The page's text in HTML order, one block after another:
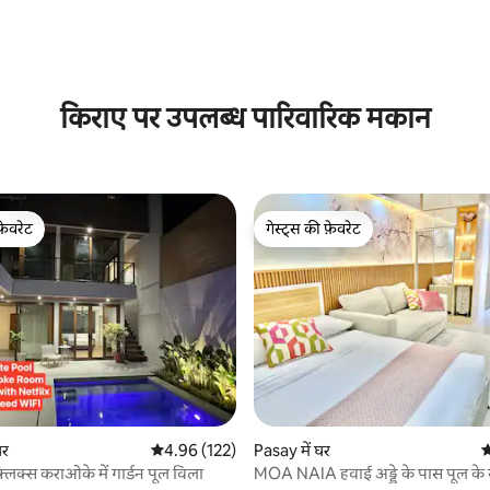
किराए पर उपलब्ध पारिवारिक मकान
औसत रेटिंग 5 में से 4.96, 122 समीक्षाएँ
4.96 (122)
कराओके में गार्डन पूल विला
गेस्ट्स की फ़ेवरेट
गेस्ट्स की फ़ेवरेट
Pasay में घर
MOA NAIA हवाई अड्डे के पास पूल के